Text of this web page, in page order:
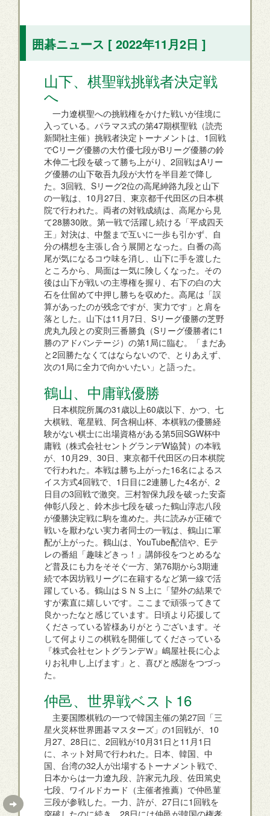
囲碁ニュース [ 2022年11月2日 ]
山下、棋聖戦挑戦者決定戦
へ
一力遼棋聖への挑戦権をかけた戦いが佳境に
入っている。パラマス式の第47期棋聖戦（読売
新聞社主催）挑戦者決定トーナメントは、1回戦
でCリーグ優勝の大竹優七段がBリーグ優勝の鈴
木伸二七段を破って勝ち上がり、2回戦はAリー
グ優勝の山下敬吾九段が大竹を半目差で降し
た。3回戦、Sリーグ2位の高尾紳路九段と山下
の一戦は、10月27日、東京都千代田区の日本棋
院で行われた。両者の対戦成績は、高尾から見
て28勝30敗。第一戦で活躍し続ける「平成四天
王」対決は、中盤まで互いに一歩も引かず、自
分の構想を主張し合う展開となった。白番の高
尾が気になるコウ味を消し、山下に手を渡した
ところから、局面は一気に険しくなった。その
後は山下が戦いの主導権を握り、右下の白の大
石を仕留めて中押し勝ちを収めた。高尾は「誤
算があったのが残念ですが、実力です」と肩を
落とした。山下は11月7日、Sリーグ優勝の芝野
虎丸九段との変則三番勝負（Sリーグ優勝者に1
勝のアドバンテージ）の第1局に臨む。「まだあ
と2回勝たなくてはならないので、とりあえず、
次の1局に全力で向かいたい」と語った。
鶴山、中庸戦優勝
日本棋院所属の31歳以上60歳以下、かつ、七
大棋戦、竜星戦、阿含桐山杯、本棋戦の優勝経
験がない棋士に出場資格がある第5回SGW杯中
庸戦（株式会社セントグランデW協賛）の本戦
が、10月29、30日、東京都千代田区の日本棋院
で行われた。本戦は勝ち上がった16名によるス
イス方式4回戦で、1日目に2連勝した4名が、2
日目の3回戦で激突。三村智保九段を破った安斎
伸彰八段と、鈴木歩七段を破った鶴山淳志八段
が優勝決定戦に駒を進めた。共に読みが正確で
戦いを厭わない実力者同士の一戦は、鶴山に軍
配が上がった。鶴山は、YouTube配信や、Eテ
レの番組「趣味どきっ！」講師役をつとめるな
ど普及にも力をそそぐ一方、第76期から3期連
続で本因坊戦リーグに在籍するなど第一線で活
躍している。鶴山はＳＮＳ上に「望外の結果で
すが素直に嬉しいです。ここまで頑張ってきて
良かったなと感じています。日頃より応援して
くださっている皆様ありがとうございます。そ
して何よりこの棋戦を開催してくださっている
『株式会社セントグランデＷ』嶋屋社長に心よ
りお礼申し上げます」と、喜びと感謝をつづっ
た。
仲邑、世界戦ベスト16
主要国際棋戦の一つで韓国主催の第27回「三
星火災杯世界囲碁マスターズ」の1回戦が、10
月27、28日に、2回戦が10月31日と11月1日
に、ネット対局で行われた。日本、韓国、中
国、台湾の32人が出場するトーナメント戦で、
日本からは一力遼九段、許家元九段、佐田篤史
七段、ワイルドカード（主催者推薦）で仲邑菫
三段が参戦した。一力、許が、27日に1回戦を
突破したのに続き、28日には仲邑が韓国の権孝